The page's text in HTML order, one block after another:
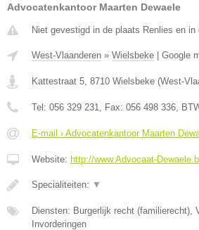
Advocatenkantoor Maarten Dewaele
Niet gevestigd in de plaats Renlies en in
West-Vlaanderen » Wielsbeke Google
Kattestraat 5 8710 Wielsbeke (West-
Tel: 056 329 231 , Fax: 056 498 336 ,
E-mail › Advocatenkantoor Maarten
Website: http://www.Advocaat-
Specialiteiten: ▼
Diensten: Burgerlijk recht (familierecht),
Invorderingen